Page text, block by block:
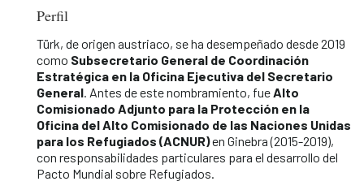
Perfil
Türk, de origen austriaco, se ha desempeñado desde 2019
como Subsecretario General de Coordinación
Estratégica en la Oficina Ejecutiva del Secretario
General. Antes de este nombramiento, fueAlto
Comisionado Adjunto para la Protección en la
Oficina del Alto Comisionado de las Naciones Unidas
para los Refugiados (ACNUR)en Ginebra (2015-2019),
con responsabilidades particulares para el desarrollo del
Pacto Mundial sobre Refugiados.